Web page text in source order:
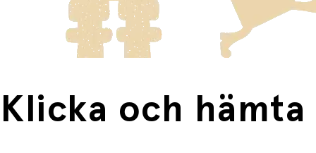
Fri frakt när du handlar för mer än 1500:-
Klicka och hämta